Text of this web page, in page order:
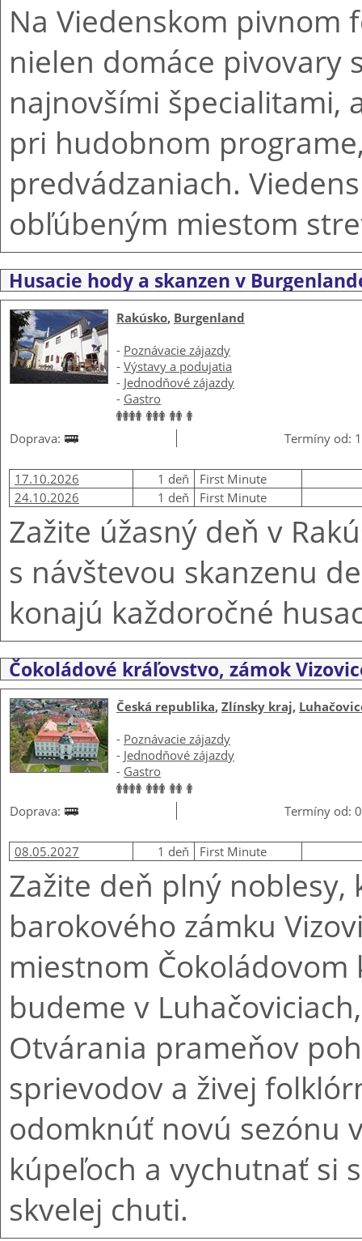
Na Viedenskom pivnom
nielen domáce pivovary
najnovšími špecialitami,
pri hudobnom
predvádzaniach.
obľúbeným miestom
Husacie hody a skanzen v
Rakúsko, Burgenland
- Poznávacie zájazdy
- Výstavy a podujatia
- Jednodňové zájazdy
- Gastro
Doprava: Termíny od:
17.10.2026 1 deň
First Minute
24.10.2026
1 deň First Minute
Zažite úžasný deň v
s návštevou skanzenu
konajú každoročné
Čokoládové kráľovstvo, zámok
Česká republika, Zlínsky kraj,
- Poznávacie zájazdy
- Jednodňové zájazdy
- Gastro
Doprava: Termíny od:
08.05.2027 1 deň First Minute
Zažite deň plný
barokového zámku
miestnom
budeme v
Otvárania prameňov
sprievodov a živej
odomknúť novú sezónu
kúpeľoch a vychutnať si
skvelej chuti.